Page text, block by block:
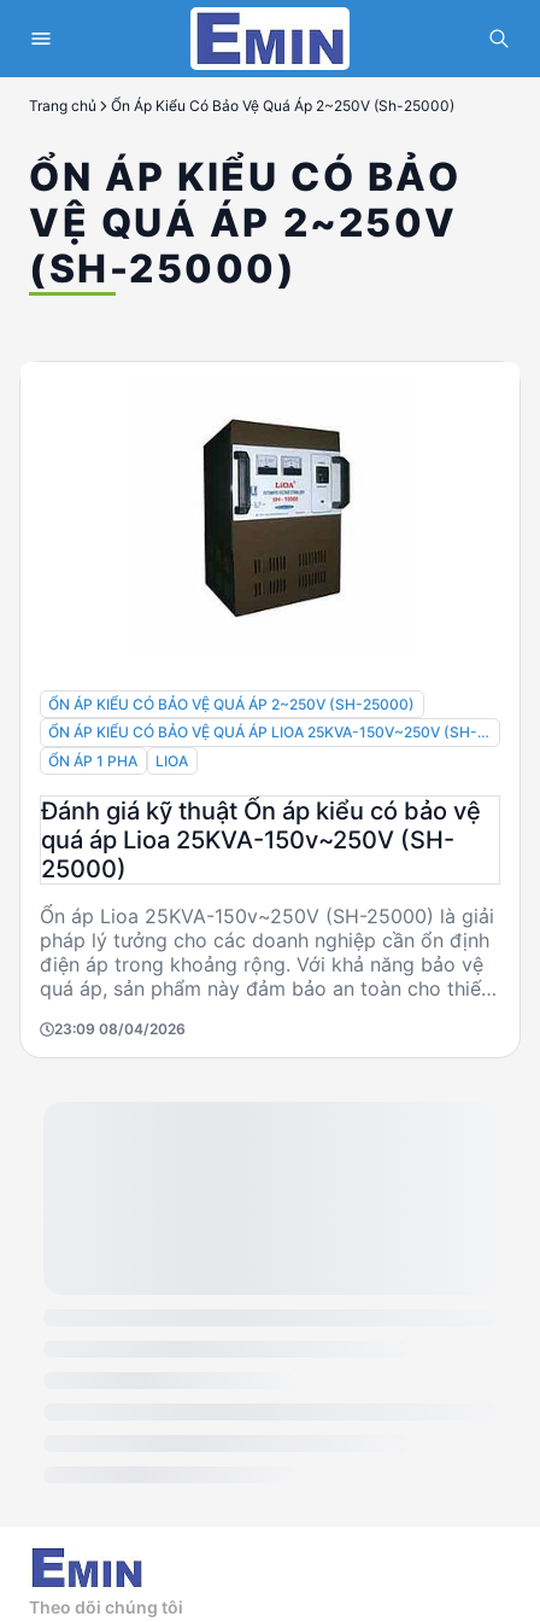
Trang chủ Ổn Áp Kiểu Có Bảo Vệ Quá Áp 2~250V (Sh-25000)
ỔN ÁP KIỂU CÓ BẢO
VỆ QUÁ ÁP 2~250V
(SH-25000)
ỔN ÁP KIỂU CÓ BẢO VỆ QUÁ ÁP 2~250V (SH-25000)
ỔN ÁP KIỂU CÓ BẢO VỆ QUÁ ÁP LIOA 25KVA-150V~250V (SH-
25000)
ỔN ÁP 1 PHA LIOA
Đánh giá kỹ thuật Ổn áp kiểu có bảo vệ
quá áp Lioa 25KVA-150v~250V (SH-
25000)
Ổn áp Lioa 25KVA-150v~250V (SH-25000) là giải
pháp lý tưởng cho các doanh nghiệp cần ổn định
điện áp trong khoảng rộng. Với khả năng bảo vệ
quá áp, sản phẩm này đảm bảo an toàn cho thiết
Tuy nhiên, cần lưu ý về kích thước và trọng lượng
khi lắp đặt.
23:09 08/04/2026
Theo dõi chúng tôi